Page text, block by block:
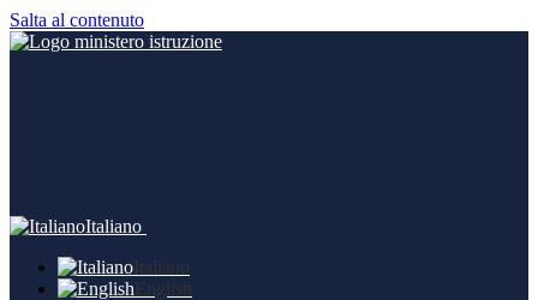
Salta al contenuto
Italiano
Italiano
English